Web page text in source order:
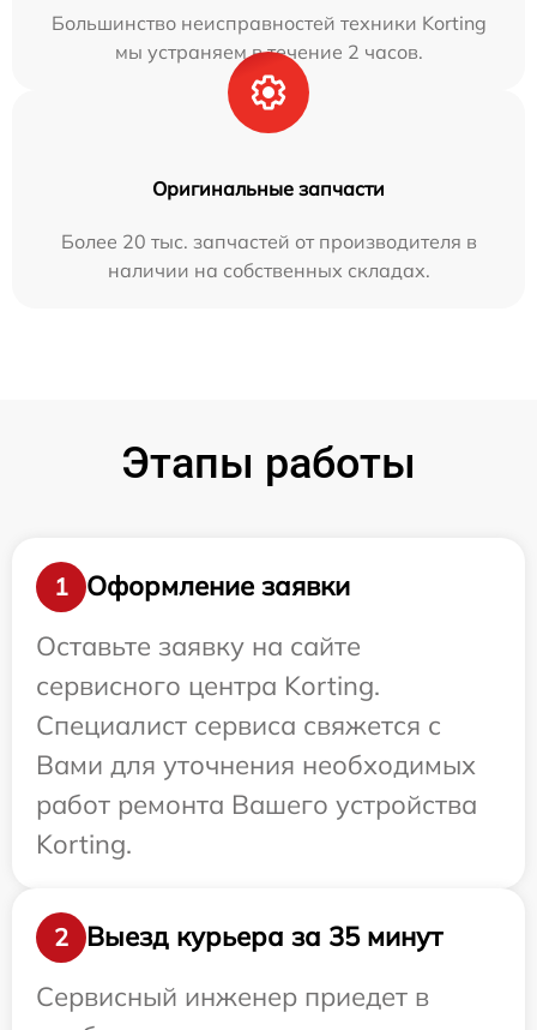
Большинство неисправностей техники Korting
мы устраняем в течение 2 часов.
Оригинальные запчасти
Более 20 тыс. запчастей от производителя в
наличии на собственных складах.
Этапы работы
1
Оформление заявки
Оставьте заявку на сайте
сервисного центра Korting.
Специалист сервиса свяжется с
Вами для уточнения необходимых
работ ремонта Вашего устройства
Korting.
2
Выезд курьера за 35 минут
Сервисный инженер приедет в